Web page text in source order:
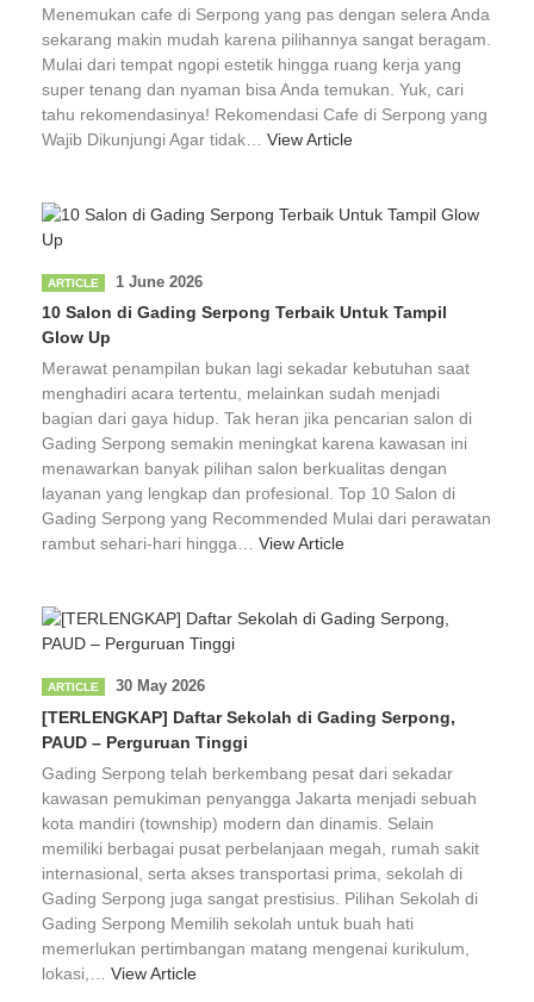
Menemukan cafe di Serpong yang pas dengan selera Anda
sekarang makin mudah karena pilihannya sangat beragam.
Mulai dari tempat ngopi estetik hingga ruang kerja yang
super tenang dan nyaman bisa Anda temukan. Yuk, cari
tahu rekomendasinya! Rekomendasi Cafe di Serpong yang
Wajib Dikunjungi Agar tidak… View Article
ARTICLE 1 June 2026
10 Salon di Gading Serpong Terbaik Untuk Tampil
Glow Up
Merawat penampilan bukan lagi sekadar kebutuhan saat
menghadiri acara tertentu, melainkan sudah menjadi
bagian dari gaya hidup. Tak heran jika pencarian salon di
Gading Serpong semakin meningkat karena kawasan ini
menawarkan banyak pilihan salon berkualitas dengan
layanan yang lengkap dan profesional. Top 10 Salon di
Gading Serpong yang Recommended Mulai dari perawatan
rambut sehari-hari hingga… View Article
ARTICLE 30 May 2026
[TERLENGKAP] Daftar Sekolah di Gading Serpong,
PAUD – Perguruan Tinggi
Gading Serpong telah berkembang pesat dari sekadar
kawasan pemukiman penyangga Jakarta menjadi sebuah
kota mandiri (township) modern dan dinamis. Selain
memiliki berbagai pusat perbelanjaan megah, rumah sakit
internasional, serta akses transportasi prima, sekolah di
Gading Serpong juga sangat prestisius. Pilihan Sekolah di
Gading Serpong Memilih sekolah untuk buah hati
memerlukan pertimbangan matang mengenai kurikulum,
lokasi,… View Article